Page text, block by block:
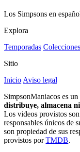
Los Simpsons en
Explora
Temporadas Colecciones
Sitio
Inicio Aviso legal
SimpsonManiacos es
distribuye, almacena
Los videos provistos
responsables únicos de
son propiedad de sus
provistos porTMDB.